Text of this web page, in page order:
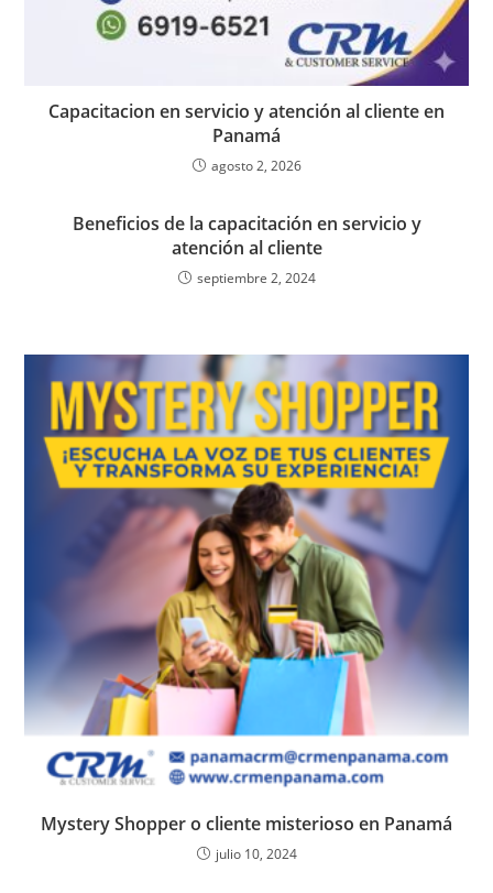
Capacitacion en servicio y atención al cliente en
Panamá
agosto 2, 2026
Beneficios de la capacitación en servicio y
atención al cliente
septiembre 2, 2024
Mystery Shopper o cliente misterioso en Panamá
julio 10, 2024